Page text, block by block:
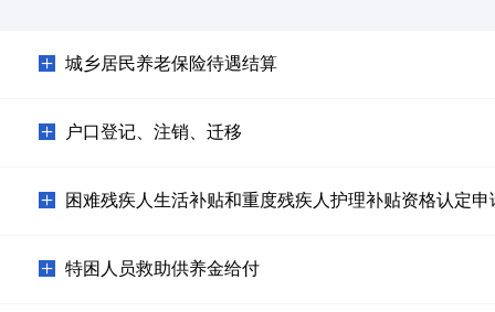
城乡居民养老保险待遇结算
户口登记、注销、迁移
困难残疾人生活补贴和重度残疾人护理补贴资格认定
特困人员救助供养金给付